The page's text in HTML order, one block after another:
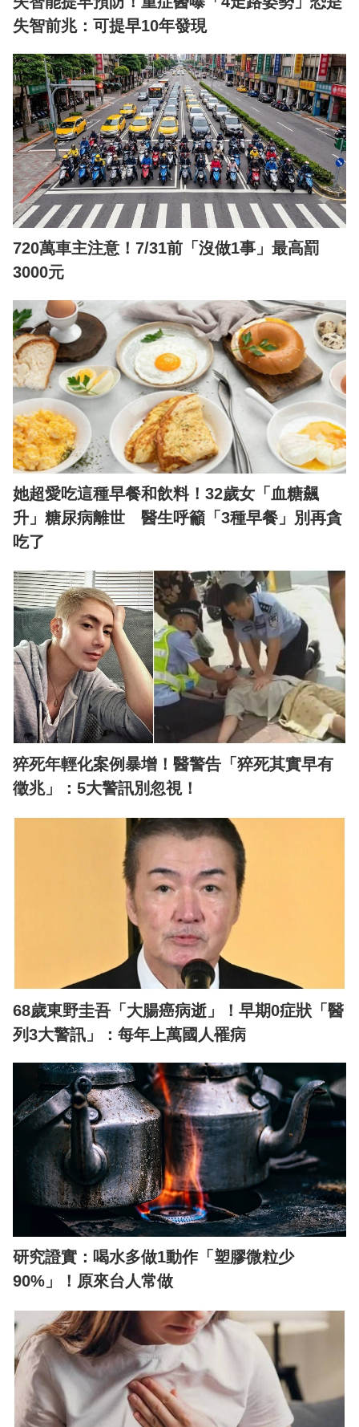
失智前兆：可提早10年發現
720萬車主注意！7/31前「沒做1事」最高罰
3000元
她超愛吃這種早餐和飲料！32歲女「血糖飆
升」糖尿病離世 醫生呼籲「3種早餐」別再貪
吃了
猝死年輕化案例暴增！醫警告「猝死其實早有
徵兆」：5大警訊別忽視！
68歲東野圭吾「大腸癌病逝」！早期0症狀「醫
列3大警訊」：每年上萬國人罹病
研究證實：喝水多做1動作「塑膠微粒少
90%」！原來台人常做